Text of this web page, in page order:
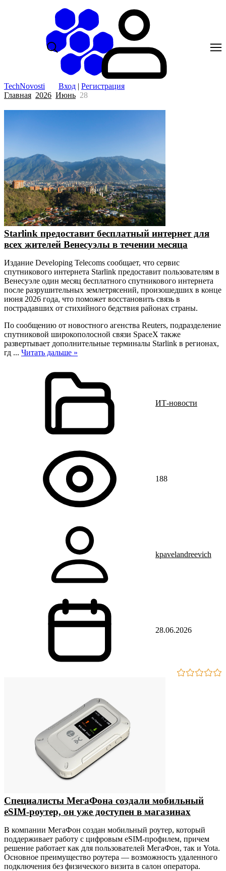
TechNovosti Вход | Регистрация
Главная 2026 Июнь 28
Starlink предоставит бесплатный интернет для
всех жителей Венесуэлы в течении месяца
Издание Developing Telecoms сообщает, что сервис
спутникового интернета Starlink предоставит пользователям в
Венесуэле один месяц бесплатного спутникового интернета
после разрушительных землетрясений, произошедших в конце
июня 2026 года, что поможет восстановить связь в
пострадавших от стихийного бедствия районах страны.
По сообщению от новостного агенства Reuters, подразделение
спутниковой широкополосной связи SpaceX также
развертывает дополнительные терминалы Starlink в регионах,
гд ... Читать дальше »
ИТ-новости
188
kpavelandreevich
28.06.2026
Специалисты МегаФона создали мобильный
eSIM-роутер, он уже доступен в магазинах
В компании МегаФон создан мобильный роутер, который
поддерживает работу с цифровым eSIM‑профилем, причем
решение работает как для пользователей МегаФон, так и Yota.
Основное преимущество роутера — возможность удаленного
подключения без физического визита в салон оператора.